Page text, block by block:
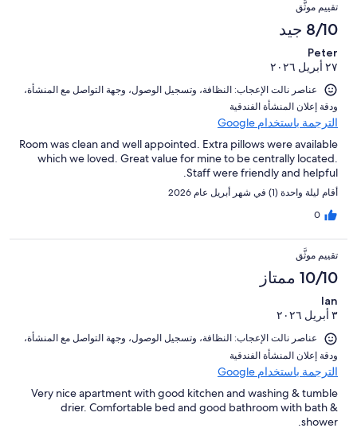
تقييم موثَّق
8/10 جيد
Peter
٢٧ أبريل ٢٠٢٦
عناصر نالت الإعجاب: ⁦النظافة⁩، و⁦تسجيل الوصول⁩، و⁦جهة التواصل مع المنشأة⁩،
و⁦دقة إعلان المنشأة الفندقية⁩
الترجمة باستخدام Google
Room was clean and well appointed. Extra pillows were available
which we loved. Great value for mine to be centrally located.
Staff were friendly and helpful.
أقام ليلة واحدة (1) في شهر أبريل عام 2026
0
تقييم موثَّق
10/10 ممتاز
Ian
٣ أبريل ٢٠٢٦
عناصر نالت الإعجاب: ⁦النظافة⁩، و⁦تسجيل الوصول⁩، و⁦جهة التواصل مع المنشأة⁩،
و⁦دقة إعلان المنشأة الفندقية⁩
الترجمة باستخدام Google
Very nice apartment with good kitchen and washing & tumble
drier. Comfortable bed and good bathroom with bath &
shower.